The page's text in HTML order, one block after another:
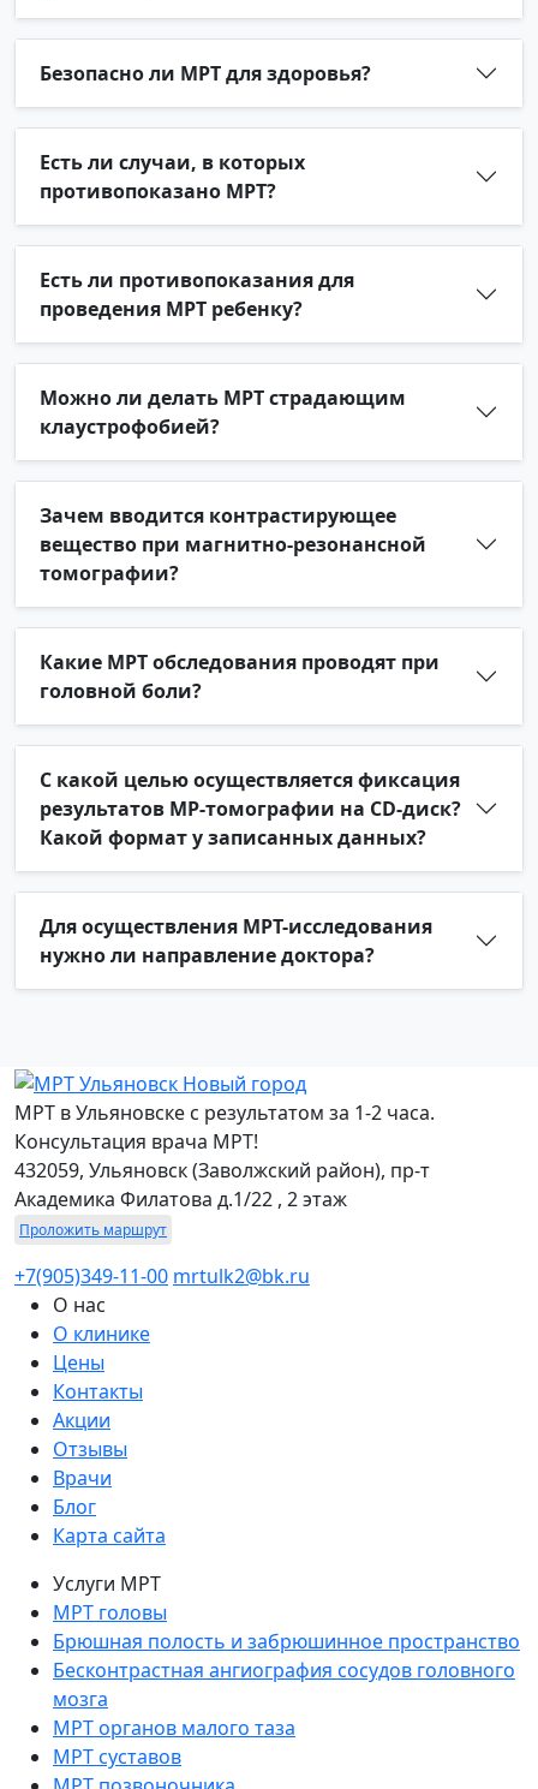
Безопасно ли МРТ для здоровья?
Есть ли случаи, в которых
противопоказано МРТ?
Есть ли противопоказания для
проведения МРТ ребенку?
Можно ли делать МРТ страдающим
клаустрофобией?
Зачем вводится контрастирующее
вещество при магнитно-резонансной
томографии?
Какие МРТ обследования проводят при
головной боли?
С какой целью осуществляется фиксация
результатов МР-томографии на CD-диск?
Какой формат у записанных данных?
Для осуществления МРТ-исследования
нужно ли направление доктора?
МРТ в Ульяновске с результатом за 1-2 часа.
Консультация врача МРТ!
432059, Ульяновск (Заволжский район), пр-т
Академика Филатова д.1/22 , 2 этаж
Проложить маршрут
+7(905)349-11-00 mrtulk2@bk.ru
О нас
О клинике
Цены
Контакты
Акции
Отзывы
Врачи
Блог
Карта сайта
Услуги МРТ
МРТ головы
Брюшная полость и забрюшинное пространство
Бесконтрастная ангиография сосудов головного
мозга
МРТ органов малого таза
МРТ суставов